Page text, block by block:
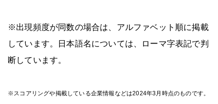
※出現頻度が同数の場合は、アルファベット順に掲載
しています。日本語名については、ローマ字表記で判
断しています。
※スコアリングや掲載している企業情報などは2024年3月時点のものです。